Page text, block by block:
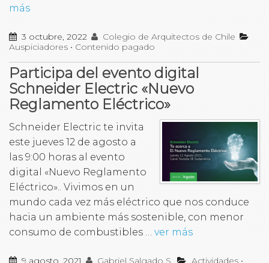
más
3 octubre, 2022
Colegio de Arquitectos de Chile
Auspiciadores • Contenido pagado
Participa del evento digital
Schneider Electric «Nuevo
Reglamento Eléctrico»
Schneider Electric te invita
este jueves 12 de agosto a
las 9:00 horas al evento
digital «Nuevo Reglamento
Eléctrico».. Vivimos en un
mundo cada vez más eléctrico que nos conduce
hacia un ambiente más sostenible, con menor
consumo de combustibles … ver más
9 agosto, 2021 Gabriel Salgado S. Actividades•